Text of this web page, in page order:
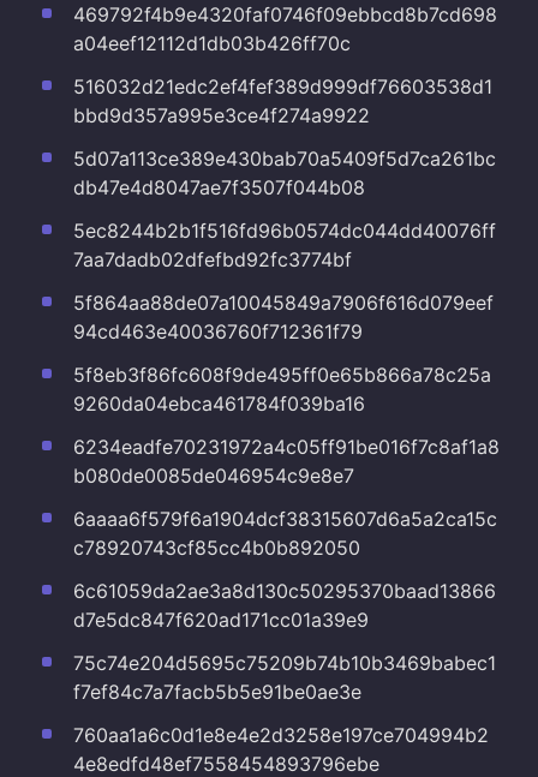
469792f4b9e4320faf0746f09ebbcd8b7cd698
a04eef12112d1db03b426ff70c
516032d21edc2ef4fef389d999df76603538d1
bbd9d357a995e3ce4f274a9922
5d07a113ce389e430bab70a5409f5d7ca261bc
db47e4d8047ae7f3507f044b08
5ec8244b2b1f516fd96b0574dc044dd40076ff
7aa7dadb02dfefbd92fc3774bf
5f864aa88de07a10045849a7906f616d079eef
94cd463e40036760f712361f79
5f8eb3f86fc608f9de495ff0e65b866a78c25a
9260da04ebca461784f039ba16
6234eadfe70231972a4c05ff91be016f7c8af1a8
b080de0085de046954c9e8e7
6aaaa6f579f6a1904dcf38315607d6a5a2ca15c
c78920743cf85cc4b0b892050
6c61059da2ae3a8d130c50295370baad13866
d7e5dc847f620ad171cc01a39e9
75c74e204d5695c75209b74b10b3469babec1
f7ef84c7a7facb5b5e91be0ae3e
760aa1a6c0d1e8e4e2d3258e197ce704994b2
4e8edfd48ef7558454893796ebe